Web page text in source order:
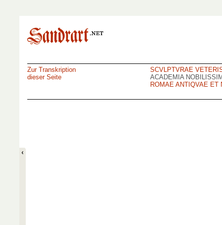
SCVLPTVRAE
ACADEMIA
ROMAE ANTIQVAE ET
Zur Transkription
dieser Seite